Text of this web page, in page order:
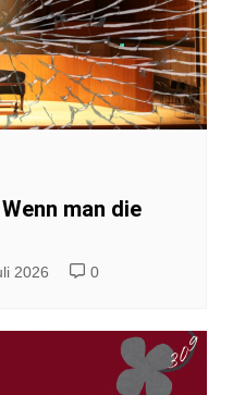
man die
2026 0